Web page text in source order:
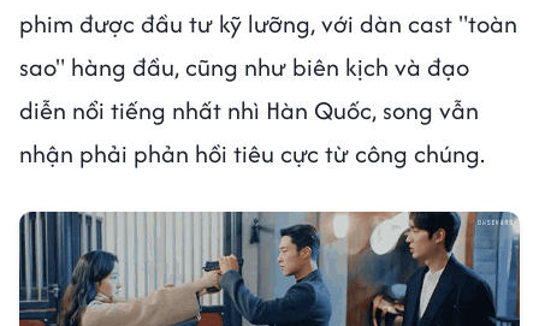
phim được đầu tư kỹ lưỡng, với dàn cast "toàn
sao" hàng đầu, cũng như biên kịch và đạo
diễn nổi tiếng nhất nhì Hàn Quốc, song vẫn
nhận phải phản hồi tiêu cực từ công chúng.